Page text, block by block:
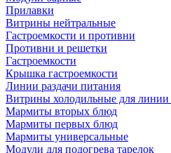
Прилавки
Витрины нейтральные
Гастроемкости и противни
Противни и решетки
Гастроемкости
Крышка гастроемкости
Линии раздачи питания
Витрины холодильные для линии
Мармиты вторых блюд
Мармиты первых блюд
Мармиты универсальные
Модули для подогрева тарелок